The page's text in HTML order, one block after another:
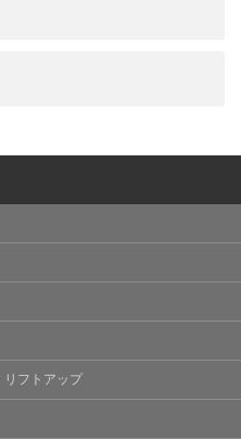
リフトアップ